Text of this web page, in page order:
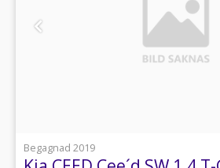
Begagnad 2019